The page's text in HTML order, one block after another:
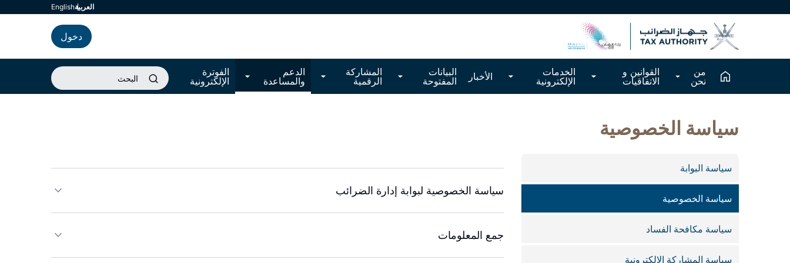
العربيةenglish
دخول
من
نحن
القوانين و
الاتفاقيات
الخدمات
الإلكترونية
الأخبار
البيانات
المفتوحة
المشاركة
الرقمية
الدعم
والمساعدة
الفوترة
الإلكترونية
سياسة الخصوصية
سياسة البوابة
سياسة الخصوصية
سياسة مكافحة الفساد
سياسة المشاركة الإلكترونية
سياسة الخصوصية لبوابة إدارة الضرائب
السياسة عند الحاجة، حتى بدون إشعار مسبق.
جمع المعلومات